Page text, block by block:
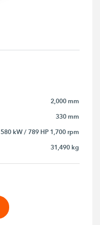
2,000 mm
330 mm
580 kW / 789 HP 1,700 rpm
31,490 kg